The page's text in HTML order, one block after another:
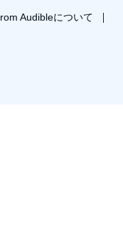
Audibleについて